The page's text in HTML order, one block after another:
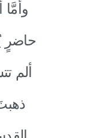
حاضرٍ
–